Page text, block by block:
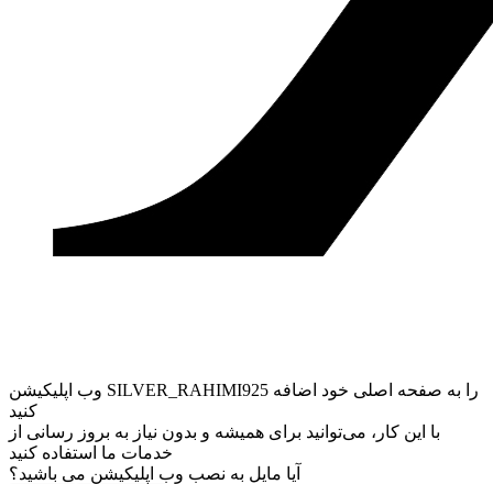
وب ‌اپلیکیشن SILVER_RAHIMI925 را به صفحه اصلی خود اضافه
کنید
با این کار، می‌توانید برای همیشه و بدون نیاز به بروز ‌رسانی از
خدمات ما استفاده کنید
آیا مایل به نصب وب اپلیکیشن می باشید؟